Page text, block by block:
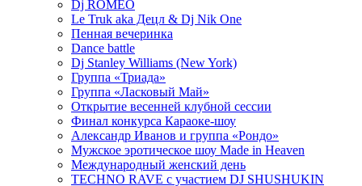
Dj ROMEO
Le Truk aka Децл & Dj Nik One
Пенная вечеринка
Dance battle
Dj Stanley Williams (New York)
Группа «Триада»
Группа «Ласковый Май»
Открытие весенней клубной сессии
Финал конкурса Караоке-шоу
Александр Иванов и группа «Рондо»
Мужское эротическое шоу Made in Heaven
Международный женский день
TECHNO RAVE с участием DJ SHUSHUKIN